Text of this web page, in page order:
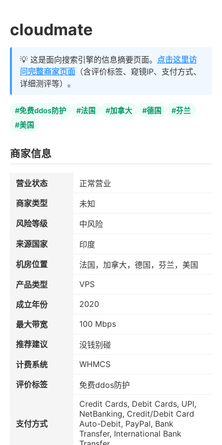
cloudmate
💡 这是面向搜索引擎的信息摘要页面。 点击这里访
问完整商家页面 （含评价标签、窥镜IP、支付方式、
详细测评等）。
#免费ddos防护 #法国 #加拿大 #德国
#芬兰
#美国
商家信息
营业状态
正常营业
商家类型
未知
风险等级
中风险
来源国家
印度
机房位置
法国，加拿大，德国，芬兰，美国
产品类型
VPS
成立年份 2020
最大带宽 100 Mbps
推荐建议
没钱别碰
计费系统
WHMCS
评价标签 免费ddos防护
支付方式
Credit Cards, Debit Cards, UPI,
NetBanking, Credit/Debit Card
Auto-Debit, PayPal, Bank
Transfer, International Bank